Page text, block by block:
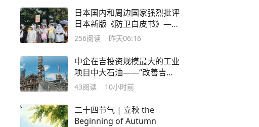
日本国内和周边国家强烈批评
日本新版《防卫白皮书》——
“高市早苗政府‘新型军国主
256阅读 昨天06:16
中企在吉投资规模最大的工业
项目中大石油——“改善吉尔
吉斯斯坦油品质量，提升生产
43阅读 10小时前
二十四节气 | 立秋 the
Beginning of Autumn